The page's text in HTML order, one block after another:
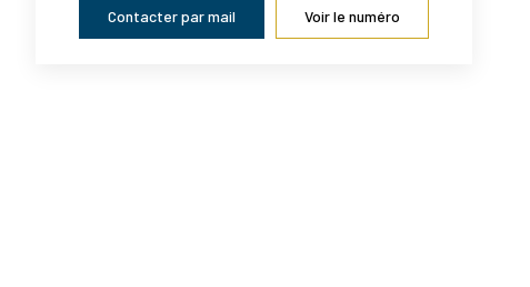
Contacter par mail Voir le numéro